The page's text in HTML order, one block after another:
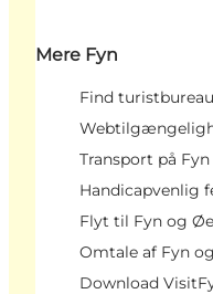
Mere Fyn
Find turistbureau
Transport på
Handicapvenlig
Flyt til Fyn og
Omtale af Fyn
Download